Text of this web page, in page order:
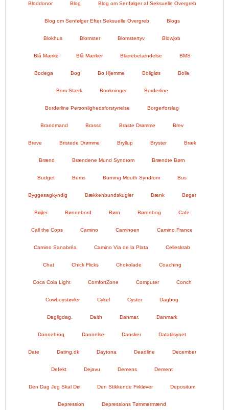
Bloddonor Blog Blog om Senfølger af Seksuelle Overgreb
Blog om Senfølger Efter Seksuelle Overgreb Blogs
Blokhus Blomster Blomstertyv Blowjob
Blå Mærke Blå Mærker Blærebetændelse BMS
Bodega Bog Bo Hjemme Boligløs Bolle
Bom Stærk Bookninger Borderline
Borderline Personlighedsforstyrrelse Borgerforslag
Brandmand Brasso Braste Drømme Brev
Breve Bristede Drømme Bryllup Bryster Bræk
Brænd Brændene Mund Syndrom Brændte Børn
Budget Bums Burning Mouth Syndrom Bus
Byggesagkyndig Bækkenbundskugler Bænk Bøger
Bøjler Bønnebord Børn Børnebog Cafe
Call the Cops Camino Caminoen Camino France
Camino Sanabréa Camino Via de la Plata Celleskrab
Chat Chick Flicks Chokolade Coaching
Coca Cola Light ComfortZone Computer Conch
Cowboystøvler Cykel Cyster Dagbog
Dagligdag. Daith Danmar. Danmark
Dannebrog Dannelse Dansker Datatilsynet
Date Dating.dk Daytona Deadline December
Defekt Dejavu Demens Dement
Den Dag Jeg Skal Dø Den Stikkende Firkløver Depositum
Depression Depressions Tømmermænd